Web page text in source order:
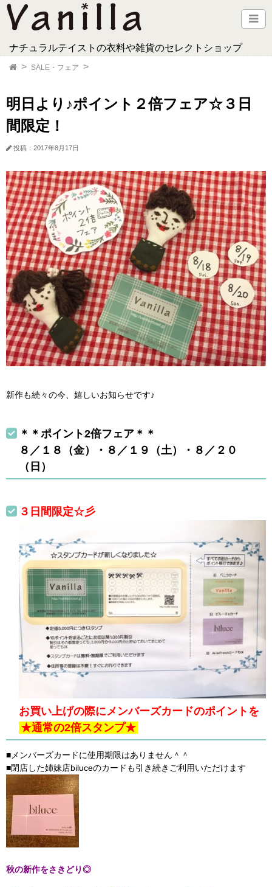
ナチュラルテイストの衣料や雑貨のセレクトショップ
SALE・フェア
明日より♪ポイント２倍フェア☆３日
間限定！
投稿：2017年8月17日
新作も続々の今、嬉しいお知らせです♪
＊＊ポイント2倍フェア＊＊
８／１８（金）・８／１９（土）・８／２０
（日）
３日間限定☆彡
お買い上げの際にメンバーズカードのポイントを
★通常の2倍スタンプ★
■メンバーズカードに使用期限はありません＾＾
■閉店した姉妹店biluceのカードも引き続きご利用いただけます
秋の新作をさきどり◎